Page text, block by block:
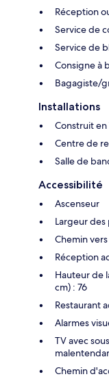
Réception
Service de
Service de
Consigne à
Bagagiste/
Installations
Construit en
Centre de
Salle de
Accessibilité
Ascenseur
Largeur des
Chemin
Réception
Hauteur de
cm) : 76
Restaurant
Alarmes
TV avec
Chemin